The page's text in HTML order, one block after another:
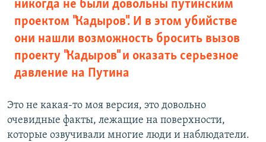
никогда не были довольны путинским
проектом "Кадыров". И в этом убийстве
они нашли возможность бросить вызов
проекту "Кадыров" и оказать серьезное
давление на Путина
Это не какая-то моя версия, это довольно
очевидные факты, лежащие на поверхности,
которые озвучивали многие люди и наблюдатели.